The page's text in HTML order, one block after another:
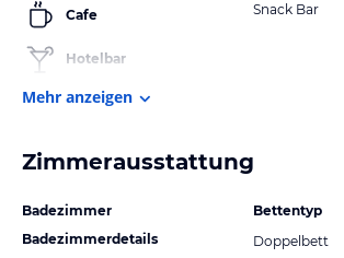
Cafe
Hotelbar
Snack Bar
Mehr anzeigen
Zimmerausstattung
Badezimmer
Badezimmerdetails
Bettentyp
Doppelbett